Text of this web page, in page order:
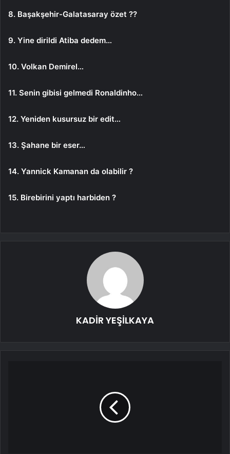
8. Başakşehir-Galatasaray özet ??
9. Yine dirildi Atiba dedem…
10. Volkan Demirel…
11. Senin gibisi gelmedi Ronaldinho…
12. Yeniden kusursuz bir edit…
13. Şahane bir eser…
14. Yannick Kamanan da olabilir ?
15. Birebirini yaptı harbiden ?
KADİR YEŞİLKAYA